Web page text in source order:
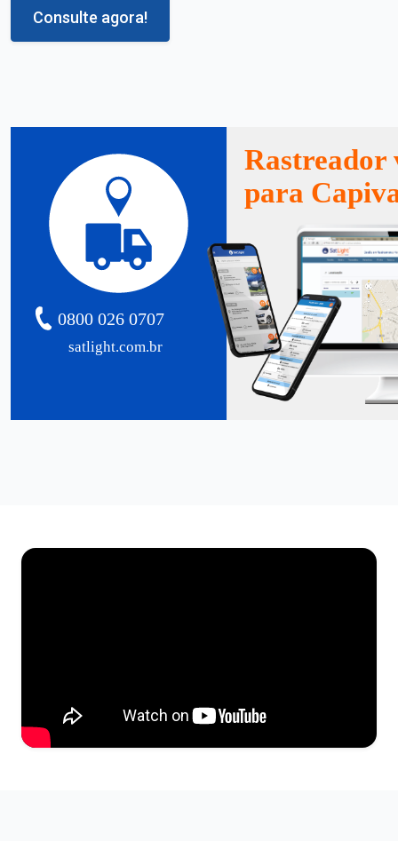
Consulte agora!
satlight.com.br
0800 026 0707
Rastreador
para